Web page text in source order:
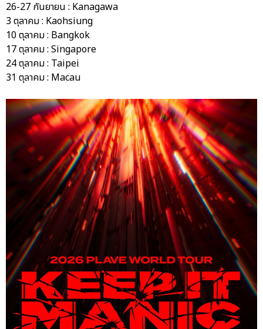
26-27 กันยายน : Kanagawa
3 ตุลาคม : Kaohsiung
10 ตุลาคม : Bangkok
17 ตุลาคม : Singapore
24 ตุลาคม : Taipei
31 ตุลาคม : Macau